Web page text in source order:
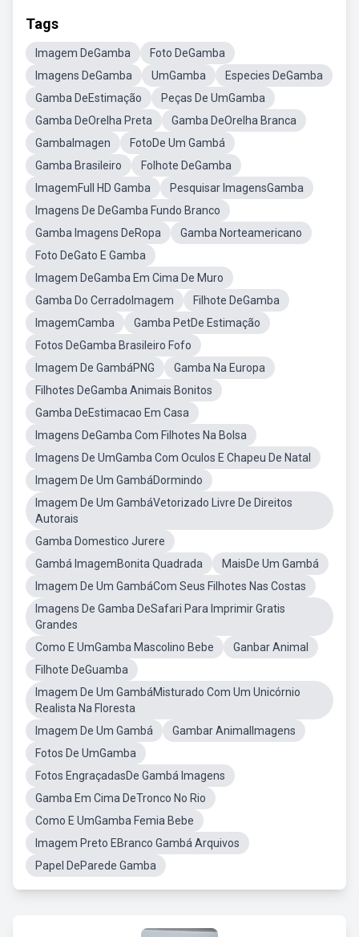
Tags
Imagem DeGamba
Foto DeGamba
Imagens DeGamba
UmGamba
Especies DeGamba
Gamba DeEstimação
Peças De UmGamba
Gamba DeOrelha Preta
Gamba DeOrelha Branca
GambaImagen
FotoDe Um Gambá
Gamba Brasileiro
Folhote DeGamba
ImagemFull HD Gamba
Pesquisar ImagensGamba
Imagens De DeGamba Fundo Branco
Gamba Imagens DeRopa
Gamba Norteamericano
Foto DeGato E Gamba
Imagem DeGamba Em Cima De Muro
Gamba Do CerradoImagem
Filhote DeGamba
ImagemCamba
Gamba PetDe Estimação
Fotos DeGamba Brasileiro Fofo
Imagem De GambáPNG
Gamba Na Europa
Filhotes DeGamba Animais Bonitos
Gamba DeEstimacao Em Casa
Imagens DeGamba Com Filhotes Na Bolsa
Imagens De UmGamba Com Oculos E Chapeu De Natal
Imagem De Um GambáDormindo
Imagem De Um GambáVetorizado Livre De Direitos
Autorais
Gamba Domestico Jurere
Gambá ImagemBonita Quadrada
MaisDe Um Gambá
Imagem De Um GambáCom Seus Filhotes Nas Costas
Imagens De Gamba DeSafari Para Imprimir Gratis
Grandes
Como E UmGamba Mascolino Bebe
Ganbar Animal
Filhote DeGuamba
Imagem De Um GambáMisturado Com Um Unicórnio
Realista Na Floresta
Imagem De Um Gambá
Gambar AnimalImagens
Fotos De UmGamba
Fotos EngraçadasDe Gambá Imagens
Gamba Em Cima DeTronco No Rio
Como E UmGamba Femia Bebe
Imagem Preto EBranco Gambá Arquivos
Papel DeParede Gamba